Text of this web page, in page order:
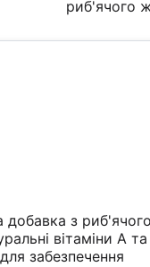
риб'ячого
добавка з
вітаміни A та
забезпечення